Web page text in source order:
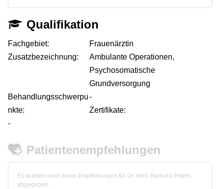
Qualifikation
Fachgebiet:
Frauenärztin
Zusatzbezeichnung:
Ambulante Operationen,
Psychosomatische
Grundversorgung
Behandlungsschwerpu
nkte:
-
Zertifikate:
-
Patientenempfehlungen
Es wurden noch keine Empfehlungen für Dr. med. Barbara Peters
abgegeben.